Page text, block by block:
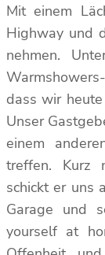
Mit einem
Highway und
nehmen.
dass wir
Unser
einem
treffen. Kurz
schickt er uns
Garage und
yourself at